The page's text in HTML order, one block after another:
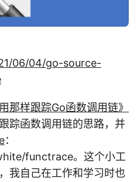
06/04/go-source-
那样跟踪Go函数调用链》
踪函数调用链的思路，并
：
functrace。这个小工
我自己在工作和学习时也